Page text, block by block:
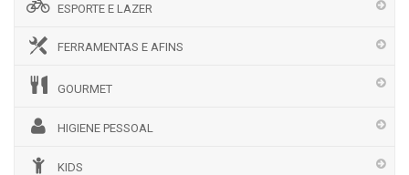
ESPORTE E LAZER
FERRAMENTAS E AFINS
GOURMET
HIGIENE PESSOAL
KIDS